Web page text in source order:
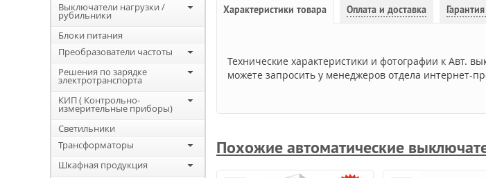
Выключатели нагрузки /
рубильники
Блоки питания
Преобразователи частоты
Решения по зарядке
электротранспорта
КИП ( Контрольно-
измерительные приборы)
Светильники
Трансформаторы
Шкафная продукция
Характеристики товара Оплата и доставка
Технические характеристики и фотографии к Авт.
можете запросить у менеджеров отдела интернет-
Похожие автоматические